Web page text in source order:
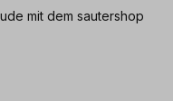
mit dem sautershop